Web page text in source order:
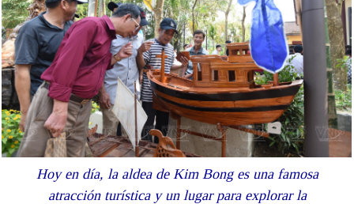
Hoy en día, la aldea de Kim Bong es una famosa
atracción turística y un lugar para explorar la